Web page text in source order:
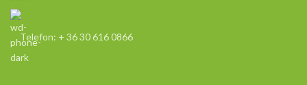
Telefon: + 36 30 616 0866